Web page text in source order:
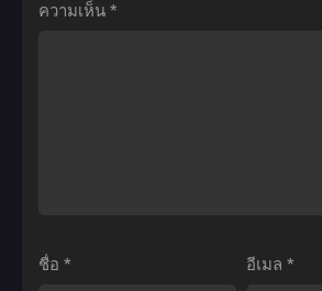
Naru
สิ่ง
ภาค
ความเห็น *
ชื่อ * อีเมล *